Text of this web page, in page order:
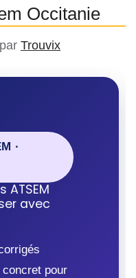
Occitanie
par Trouvix
·
ATSEM
avec
pour